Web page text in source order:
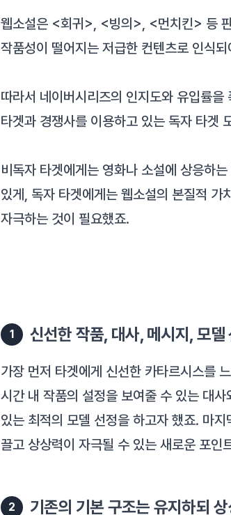
웹소설은 <회귀>, <빙의>, <먼치킨> 등
작품성이 떨어지는 저급한 컨텐츠로 인식
따라서 네이버시리즈의 인지도와 유입률
타겟과 경쟁사를 이용하고 있는 독자 타겟
비독자 타겟에게는 영화나 소설에 상응하
있게, 독자 타겟에게는 웹소설의 본질적
자극하는 것이 필요했죠.
1 신선한 작품, 대사, 메시지, 모델
가장 먼저 타겟에게 신선한 카타르시스를
시간 내 작품의 설정을 보여줄 수 있는 대
있는 최적의 모델 선정을 하고자 했죠. 마
끌고 상상력이 자극될 수 있는 새로운 포인
2 기존의 기본 구조는 유지하되